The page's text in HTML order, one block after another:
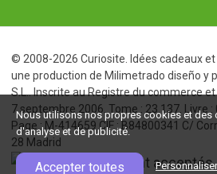
© 2008-2026 Curiosite. Idées cadeaux
une production de Milimetrado diseño y
S.L.. Inscrite au Registre du commerce
7 septembre 2006. Tome : 23.137. Livre :
Page : M-414659 CIF : B84800341 C/
28 Madrid
Nous utilisons nos propres cookies et des
d'analyse et de publicité.
Accepter toutes